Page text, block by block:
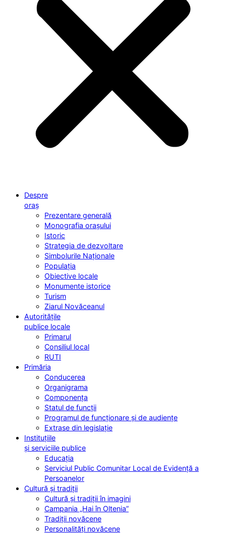
Despre
oraș
Prezentare generală
Monografia orașului
Istoric
Strategia de dezvoltare
Simbolurile Naționale
Populația
Obiective locale
Monumente istorice
Turism
Ziarul Novăceanul
Autoritățile
publice locale
Primarul
Consiliul local
RUTI
Primăria
Conducerea
Organigrama
Componența
Statul de funcții
Programul de funcționare și de audiențe
Extrase din legislație
Instituțiile
și serviciile publice
Educația
Serviciul Public Comunitar Local de Evidență a
Persoanelor
Cultură și tradiții
Cultură și tradiții în imagini
Campania „Hai în Oltenia”
Tradiții novăcene
Personalități novăcene